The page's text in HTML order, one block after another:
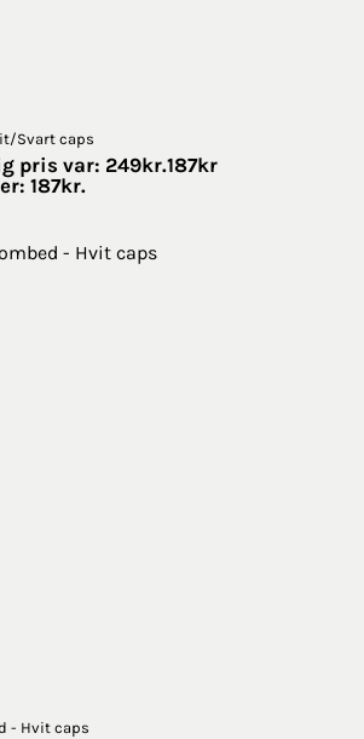
Svart caps
pris var: 249kr.187kr
187kr.
- Hvit caps